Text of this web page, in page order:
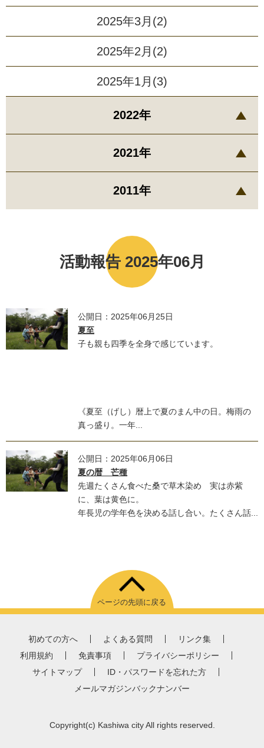
活動報告 2025年06月
公開日：2025年06月25日
夏至
子も親も四季を全身で感じています。
《夏至（げし）暦上で夏のまん中の日。梅雨の
真っ盛り。一年...
公開日：2025年06月06日
夏の暦 芒種
先週たくさん食べた桑で草木染め 実は赤紫
に、葉は黄色に。
年長児の学年色を決める話し合い。たくさん話...
2025年3月(2)
2025年2月(2)
2025年1月(3)
2022年
2021年
2011年
ページの先頭に戻る
初めての方へ よくある質問
リンク集
利用規約
免責事項
プライバシーポリシー
サイトマップ
ID・パスワードを忘れた方
メールマガジンバックナンバー
Copyright(c) Kashiwa city All rights reserved.